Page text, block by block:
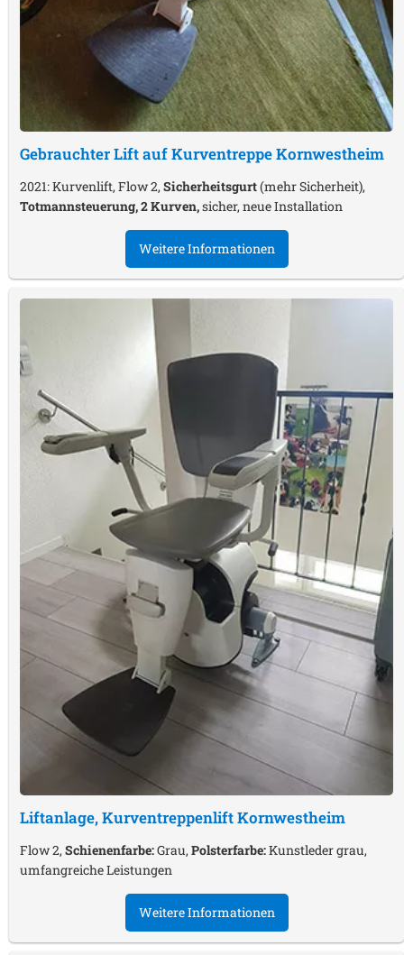
Gebrauchter Lift auf KurventreppeKornwestheim
2021: Kurvenlift, Flow 2, Sicherheitsgurt(mehr Sicherheit),
Totmannsteuerung, 2 Kurven,sicher, neue Installation
Weitere Informationen
Liftanlage, KurventreppenliftKornwestheim
Flow 2,Schienenfarbe:Grau,Polsterfarbe:Kunstleder grau,
umfangreiche Leistungen
Weitere Informationen